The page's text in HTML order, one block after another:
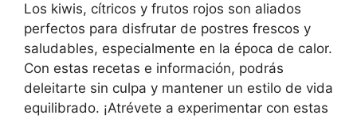
Los kiwis, cítricos y frutos rojos son aliados
perfectos para disfrutar de postres frescos y
saludables, especialmente en la época de calor.
Con estas recetas e información, podrás
deleitarte sin culpa y mantener un estilo de vida
equilibrado. ¡Atrévete a experimentar con estas